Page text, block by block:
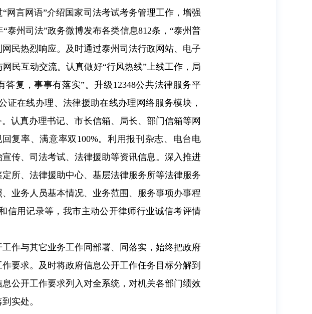
网言网语”介绍国家司法考试考务管理工作，增强
泰州司法”政务微博发布各类信息812条，“泰州普
民热烈响应。及时通过泰州司法行政网站、电子
网民互动交流。认真做好“行风热线”上线工作，局
答复，事事有落实”。升级12348公共法律服务平
在线办理、法律援助在线办理网络服务模块，
认真办理书记、市长信箱、局长、部门信箱等网
复率、满意率双100%。利用报刊杂志、电台电
传、司法考试、法律援助等资讯信息。深入推进
所、法律援助中心、基层法律服务所等法律服务
业务人员基本情况、业务范围、服务事项办事程
信用记录等，我市主动公开律师行业诚信考评情
与其它业务工作同部署、同落实，始终把政府
要求。及时将政府信息公开工作任务目标分解到
公开工作要求列入对全系统，对机关各部门绩效
实处。